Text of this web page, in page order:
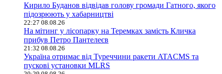
Кирило Буданов відвідав голову громади Гатного, якого
підозрюють у хабарництві
22:27 08.08.26
На мітинг у лісопарку на Теремках замість Кличка
прибув Петро Пантелеєв
21:32 08.08.26
Україна отримає від Туреччини ракети ATACMS та
пускові установки MLRS